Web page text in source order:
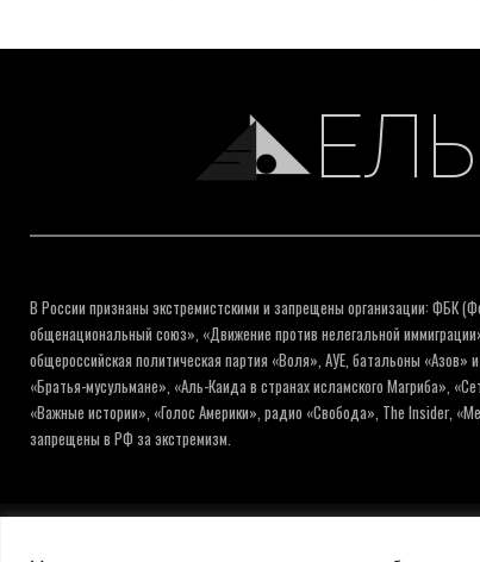
ЕЛЬ
В России признаны экстремистскими и запрещены организации: ФБК
общенациональный союз», «Движение против нелегальной
общероссийская политическая партия «Воля», АУЕ, батальоны
«Братья-мусульмане», «Аль-Каида в странах исламского Магриба»,
«Важные истории», «Голос Америки», радио «Свобода», The Insider,
запрещены в РФ за экстремизм.